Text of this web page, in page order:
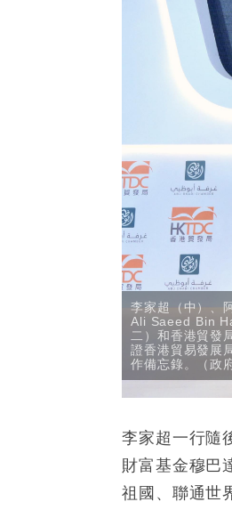
李家超（中）、
Ali Saeed Bin
二）和香港貿發
證香港貿易發展
作備忘錄。（政
李家超一行隨
財富基金穆巴
祖國、聯通世